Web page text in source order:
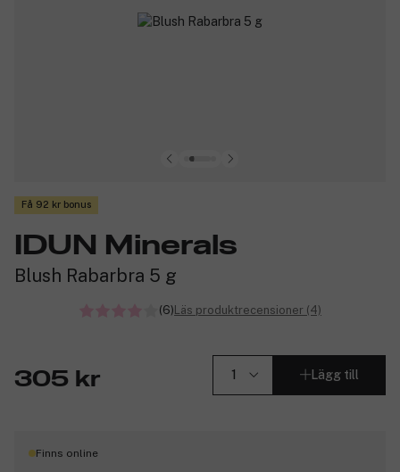
Få 92 kr bonus
IDUN Minerals
Blush Rabarbra 5 g
(6)Läs produktrecensioner (4)
305 kr Lägg till
Finns online